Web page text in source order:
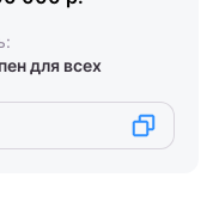
для всех